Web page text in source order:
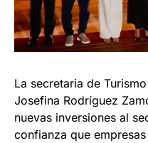
La secretaria de
Josefina Rodríguez
nuevas inversiones al
confianza que